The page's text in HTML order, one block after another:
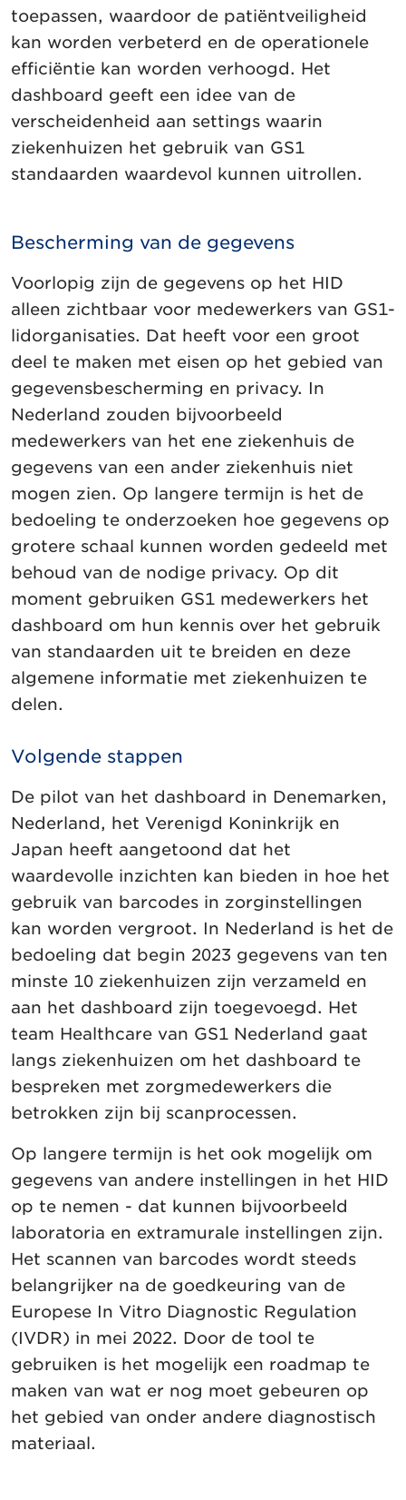
toepassen, waardoor de patiëntveiligheid
kan worden verbeterd en de operationele
efficiëntie kan worden verhoogd. Het
dashboard geeft een idee van de
verscheidenheid aan settings waarin
ziekenhuizen het gebruik van GS1
standaarden waardevol kunnen uitrollen.
Bescherming van de gegevens
Voorlopig zijn de gegevens op het HID
alleen zichtbaar voor medewerkers van GS1-
lidorganisaties. Dat heeft voor een groot
deel te maken met eisen op het gebied van
gegevensbescherming en privacy. In
Nederland zouden bijvoorbeeld
medewerkers van het ene ziekenhuis de
gegevens van een ander ziekenhuis niet
mogen zien. Op langere termijn is het de
bedoeling te onderzoeken hoe gegevens op
grotere schaal kunnen worden gedeeld met
behoud van de nodige privacy. Op dit
moment gebruiken GS1 medewerkers het
dashboard om hun kennis over het gebruik
van standaarden uit te breiden en deze
algemene informatie met ziekenhuizen te
delen.
Volgende stappen
De pilot van het dashboard in Denemarken,
Nederland, het Verenigd Koninkrijk en
Japan heeft aangetoond dat het
waardevolle inzichten kan bieden in hoe het
gebruik van barcodes in zorginstellingen
kan worden vergroot. In Nederland is het de
bedoeling dat begin 2023 gegevens van ten
minste 10 ziekenhuizen zijn verzameld en
aan het dashboard zijn toegevoegd. Het
team Healthcare van GS1 Nederland gaat
langs ziekenhuizen om het dashboard te
bespreken met zorgmedewerkers die
betrokken zijn bij scanprocessen.
Op langere termijn is het ook mogelijk om
gegevens van andere instellingen in het HID
op te nemen - dat kunnen bijvoorbeeld
laboratoria en extramurale instellingen zijn.
Het scannen van barcodes wordt steeds
belangrijker na de goedkeuring van de
Europese In Vitro Diagnostic Regulation
(IVDR) in mei 2022. Door de tool te
gebruiken is het mogelijk een roadmap te
maken van wat er nog moet gebeuren op
het gebied van onder andere diagnostisch
materiaal.